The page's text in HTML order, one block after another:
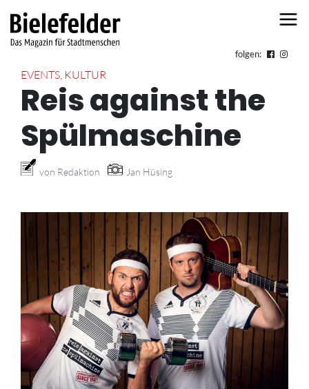
folgen:
EVENTS, KULTUR
Reis against the
Spülmaschine
von Redaktion Jan Hüsing